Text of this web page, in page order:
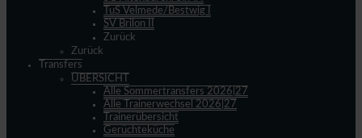
TuS Velmede/Bestwig I
SV Brilon II
Zurück
Zurück
Transfers
ÜBERSICHT
Alle Sommertransfers 2026|27
Alle Trainerwechsel 2026|27
Trainerübersicht
Gerüchteküche